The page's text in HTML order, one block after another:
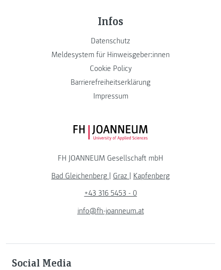
Infos
Datenschutz
Meldesystem für Hinweisgeber:innen
Cookie Policy
Barrierefreiheitserklärung
Impressum
FH JOANNEUM Logo
FH JOANNEUM Gesellschaft mbH
Bad Gleichenberg | Graz | Kapfenberg
+43 316 5453 - 0
info@fh-joanneum.at
Social Media